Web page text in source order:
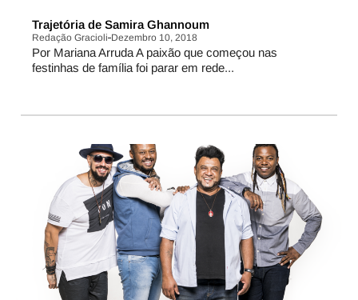
Trajetória de Samira Ghannoum
Redação Gracioli Dezembro 10, 2018
Por Mariana Arruda A paixão que começou nas
festinhas de família foi parar em rede...